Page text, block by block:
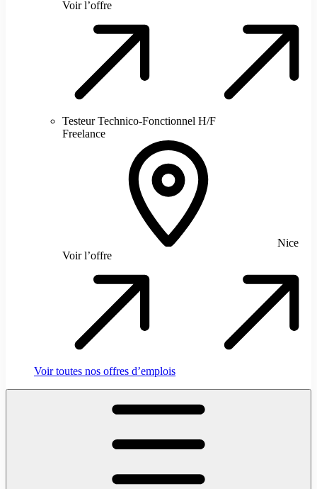
Voir l’offre
Testeur Technico-Fonctionnel H/F
Freelance
Nice
Voir l’offre
Voir toutes nos offres d’emplois